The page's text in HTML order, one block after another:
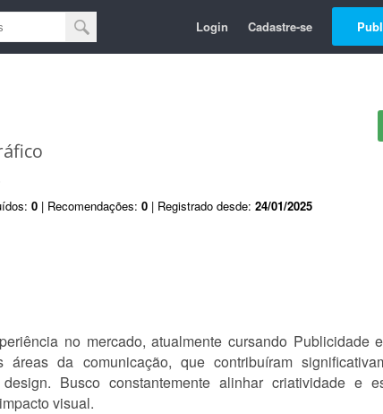
Login Cadastre-se
0 | Recomendações: 0 | Registrado desde: 24/01/2025
no mercado, atualmente cursando Publicidade
da comunicação, que contribuíram
Busco constantemente alinhar criatividade e
visual.